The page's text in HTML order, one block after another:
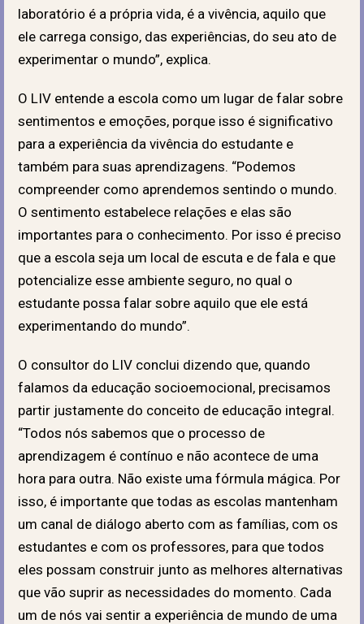
laboratório é a própria vida, é a vivência, aquilo que
ele carrega consigo, das experiências, do seu ato de
experimentar o mundo”, explica.
O LIV entende a escola como um lugar de falar sobre
sentimentos e emoções, porque isso é significativo
para a experiência da vivência do estudante e
também para suas aprendizagens. “Podemos
compreender como aprendemos sentindo o mundo.
O sentimento estabelece relações e elas são
importantes para o conhecimento. Por isso é preciso
que a escola seja um local de escuta e de fala e que
potencialize esse ambiente seguro, no qual o
estudante possa falar sobre aquilo que ele está
experimentando do mundo”.
O consultor do LIV conclui dizendo que, quando
falamos da educação socioemocional, precisamos
partir justamente do conceito de educação integral.
“Todos nós sabemos que o processo de
aprendizagem é contínuo e não acontece de uma
hora para outra. Não existe uma fórmula mágica. Por
isso, é importante que todas as escolas mantenham
um canal de diálogo aberto com as famílias, com os
estudantes e com os professores, para que todos
eles possam construir junto as melhores alternativas
que vão suprir as necessidades do momento. Cada
um de nós vai sentir a experiência de mundo de uma